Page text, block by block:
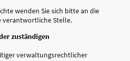
wenden Sie sich bitte an die
verantwortliche Stelle.
zuständigen
verwaltungsrechtlicher